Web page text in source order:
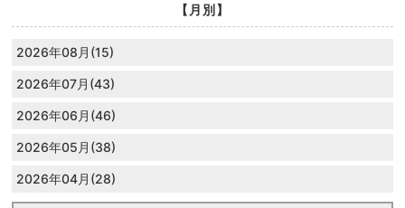
【月別】
2026年08月(15)
2026年07月(43)
2026年06月(46)
2026年05月(38)
2026年04月(28)